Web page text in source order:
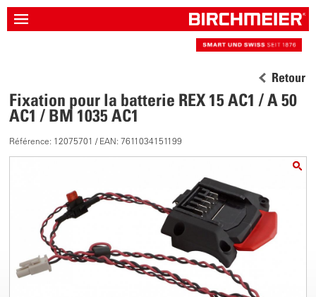
Retour
Fixation pour la batterie REX 15 AC1 / A 50
AC1 / BM 1035 AC1
Référence: 12075701 / EAN: 7611034151199